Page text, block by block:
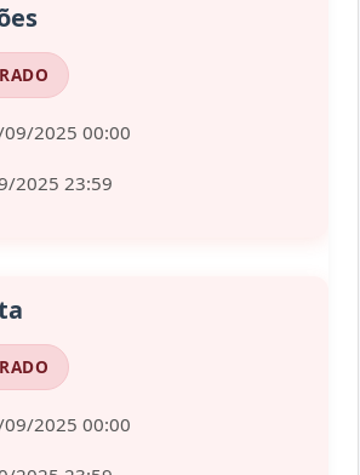
2025 00:00
2025 23:59
2025 00:00